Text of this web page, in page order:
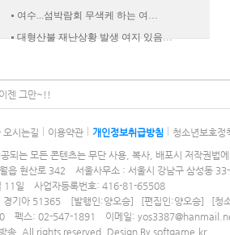
여수...섬박람회 무색케 하는 여…
대형산불 재난상황 발생 여지 있음…
젠 그만~!!
오시는길 이용약관 개인정보취급방침
청소년보호정
되는 모든 콘텐츠는 무단 사용, 복사, 배포시 저작권법
읍 현산로 342 서울사무소 : 서울시 강남구 삼성동
11일 사업자등록번호: 416-81-65508
경기아 51365
[발행인:양오승] [편집인:양오승] [청
펙스: 02-547-1891 이메일:
송. All rights reserved. Design By softgame.kr